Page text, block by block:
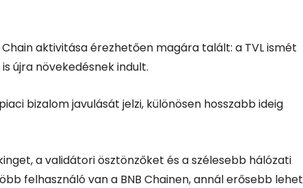
aktivitása érezhetően magára talált: a TVL ismét
újra növekedésnek indult.
bizalom javulását jelzi, különösen hosszabb ideig
a validátori ösztönzőket és a szélesebb hálózati
felhasználó van a BNB Chainen, annál erősebb lehet